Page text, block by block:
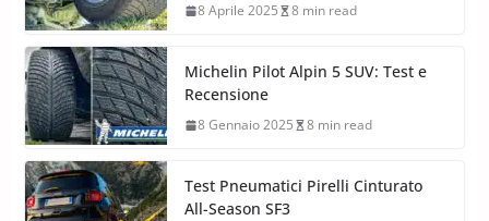
8 Aprile 2025 8 min read
Michelin Pilot Alpin 5 SUV: Test e
Recensione
8 Gennaio 2025 8 min read
Test Pneumatici Pirelli Cinturato
All-Season SF3